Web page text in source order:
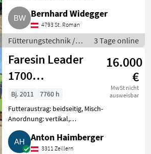
Entnahmefräse, Stützfuß,
Wiegeeinrichtung Verkaufe
Faresin Futtermischwagen TMR
Pro 1050. Programmierwaage,
el. Bedien
Bernhard Widegger
4793 St. Roman
Fütterungstechnik /
Futtermischwagen
3 Tage online
Faresin Leader
1700
16.000
€
MwSt nicht
ausweisbar
Bj. 2011
7760 h
Futteraustrag: beidseitig, Misch-
Anordnung: vertikal,
Entnahmefräse,
Wiegeeinrichtung Selbstfahrer
Futtermischer 17 m³, FPT Motor
Anton Haimberger
3311 Zeillern